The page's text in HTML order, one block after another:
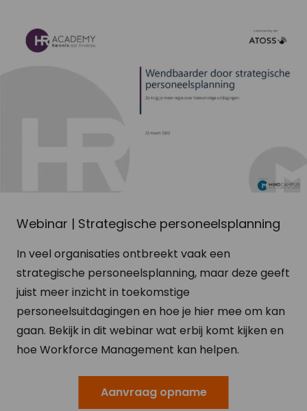
Webinar | Strategische personeelsplanning
In veel organisaties ontbreekt vaak een
strategische personeelsplanning, maar deze geeft
juist meer inzicht in toekomstige
personeelsuitdagingen en hoe je hier mee om kan
gaan. Bekijk in dit webinar wat erbij komt kijken en
hoe Workforce Management kan helpen.
Aanvraag opname